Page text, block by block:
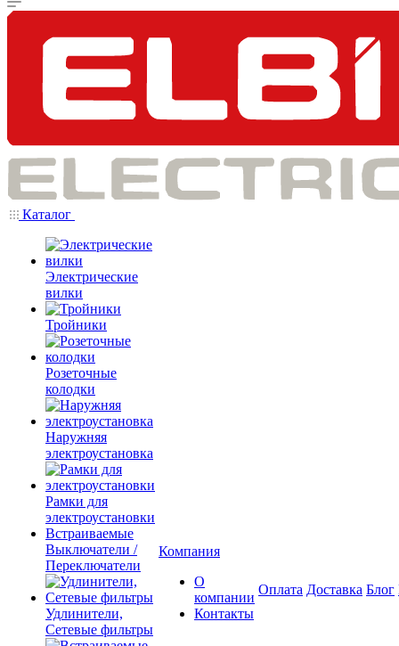
Каталог
Электрические
вилки
Тройники
Розеточные
колодки
Наружняя
электроустановка
Рамки для
электроустановки
Встраиваемые
Выключатели /
Переключатели
Удлинители,
Сетевые фильтры
Компания
О
компании
Контакты
Оплата Доставка Блог